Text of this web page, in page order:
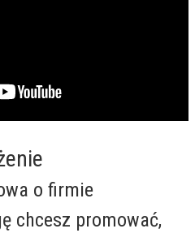
o firmie
chcesz promować,